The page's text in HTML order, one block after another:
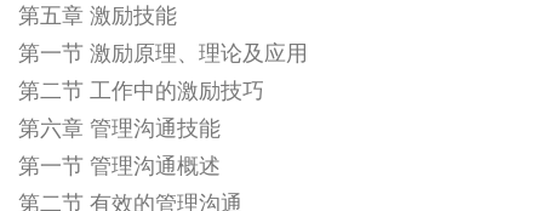
第五章 激励技能
第一节 激励原理、理论及应用
第二节 工作中的激励技巧
第六章 管理沟通技能
第一节 管理沟通概述
第二节 有效的管理沟通